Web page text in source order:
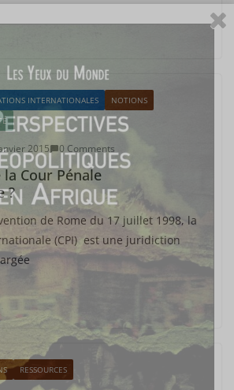
INTERNATIONALES
NOTIONS
2015 0 Comments
la Cour Pénale
?
de Rome du 17 juillet 1998, la
(CPI) est une juridiction
RESSOURCES